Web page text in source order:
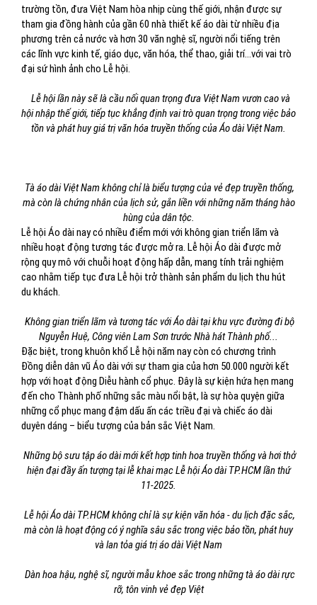
trường tồn, đưa Việt Nam hòa nhịp cùng thế giới, nhận được sự
tham gia đồng hành của gần 60 nhà thiết kế áo dài từ nhiều địa
phương trên cả nước và hơn 30 văn nghệ sĩ, người nổi tiếng trên
các lĩnh vực kinh tế, giáo dục, văn hóa, thể thao, giải trí…với vai trò
đại sứ hình ảnh cho Lễ hội.
Lễ hội lần này sẽ là cầu nối quan trọng đưa Việt Nam vươn cao và
hội nhập thế giới, tiếp tục khẳng định vai trò quan trọng trong việc bảo
tồn và phát huy giá trị văn hóa truyền thống của Áo dài Việt Nam.
Tà áo dài Việt Nam không chỉ là biểu tượng của vẻ đẹp truyền thống,
mà còn là chứng nhân của lịch sử, gắn liền với những năm tháng hào
hùng của dân tộc.
Lễ hội Áo dài nay có nhiều điểm mới với không gian triển lãm và
nhiều hoạt động tương tác được mở ra. Lễ hội Áo dài được mở
rộng quy mô với chuỗi hoạt động hấp dẫn, mang tính trải nghiệm
cao nhằm tiếp tục đưa Lễ hội trở thành sản phẩm du lịch thu hút
du khách.
Không gian triển lãm và tương tác với Áo dài tại khu vực đường đi bộ
Nguyễn Huệ, Công viên Lam Sơn trước Nhà hát Thành phố...
Đặc biệt, trong khuôn khổ Lễ hội năm nay còn có chương trình
Đồng diễn dân vũ Áo dài với sự tham gia của hơn 50.000 người kết
hợp với hoạt động Diễu hành cổ phục. Đây là sự kiện hứa hẹn mang
đến cho Thành phố những sắc màu nổi bật, là sự hòa quyện giữa
những cổ phục mang đậm dấu ấn các triều đại và chiếc áo dài
duyên dáng – biểu tượng của bản sắc Việt Nam.
Những bộ sưu tập áo dài mới kết hợp tinh hoa truyền thống và hơi thở
hiện đại đầy ấn tượng tại lễ khai mạc Lễ hội Áo dài TP.HCM lần thứ
11-2025.
Lễ hội Áo dài TP.HCM không chỉ là sự kiện văn hóa - du lịch đặc sắc,
mà còn là hoạt động có ý nghĩa sâu sắc trong việc bảo tồn, phát huy
và lan tỏa giá trị áo dài Việt Nam
Dàn hoa hậu, nghệ sĩ, người mẫu khoe sắc trong những tà áo dài rực
rỡ, tôn vinh vẻ đẹp Việt